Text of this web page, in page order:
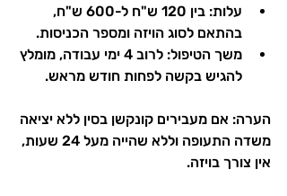
עלות: בין 120 ש"ח ל-600 ש"ח,
בהתאם לסוג הויזה ומספר הכניסות.
משך הטיפול: לרוב 4 ימי עבודה, מומלץ
להגיש בקשה לפחות חודש מראש.
הערה: אם מעבירים קונקשן בסין ללא יציאה
משדה התעופה וללא שהייה מעל 24 שעות,
אין צורך בויזה.